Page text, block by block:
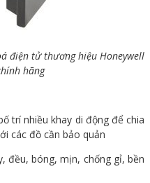
điện tử thương hiệu Honeywell
hãng
trí nhiều khay di động để chia
các đồ cần bảo quản
đều, bóng, mịn, chống gỉ, bền